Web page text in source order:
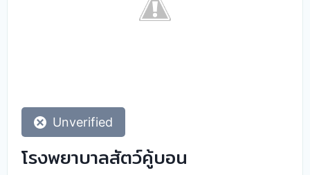
Unverified
โรงพยาบาลสัตว์คู้บอน